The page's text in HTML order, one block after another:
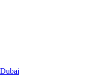
Dubai